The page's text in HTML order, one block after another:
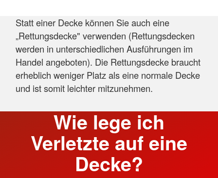
Statt einer Decke können Sie auch eine
„Rettungsdecke" verwenden (Rettungsdecken
werden in unterschiedlichen Ausführungen im
Handel angeboten). Die Rettungsdecke braucht
erheblich weniger Platz als eine normale Decke
und ist somit leichter mitzunehmen.
Wie lege ich
Verletzte auf eine
Decke?